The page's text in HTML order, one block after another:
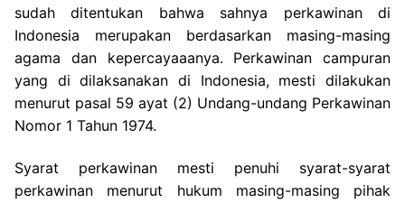
sudah ditentukan bahwa sahnya perkawinan di
Indonesia merupakan berdasarkan masing-masing
agama dan kepercayaaanya. Perkawinan campuran
yang di dilaksanakan di Indonesia, mesti dilakukan
menurut pasal 59 ayat (2) Undang-undang Perkawinan
Nomor 1 Tahun 1974.
Syarat perkawinan mesti penuhi syarat-syarat
perkawinan menurut hukum masing-masing pihak